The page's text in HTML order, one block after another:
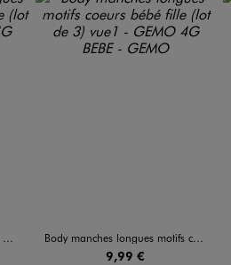
Body manches longues motifs coeurs bébé fille (lot de 3)
9,99 €